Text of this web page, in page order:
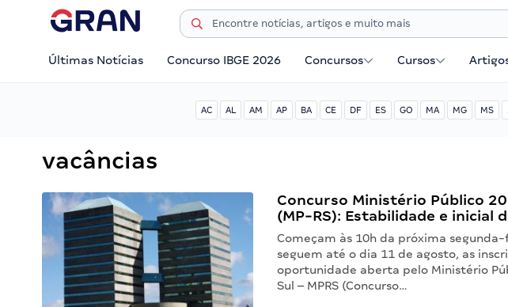
Últimas Notícias Concurso IBGE 2026 Concursos Cursos
AC AL AM AP BA CE DF ES GO MA MG MS
vacâncias
Concurso Ministério Público
(MP-RS): Estabilidade e inicial
Começam às 10h da próxima
seguem até o dia 11 de agosto, as
oportunidade aberta pelo Ministério
Sul – MPRS (Concurso…